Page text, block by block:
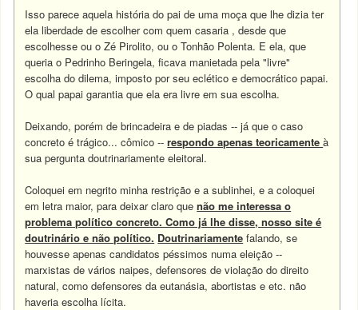
Isso parece aquela história do pai de uma moça que lhe dizia ter
ela liberdade de escolher com quem casaria , desde que
escolhesse ou o Zé Pirolito, ou o Tonhão Polenta. E ela, que
queria o Pedrinho Beringela, ficava manietada pela "livre"
escolha do dilema, imposto por seu eclético e democrático papai.
O qual papai garantia que ela era livre em sua escolha.
Deixando, porém de brincadeira e de piadas -- já que o caso
concreto é trágico... cômico --respondo apenas teoricamenteà
sua pergunta doutrinariamente eleitoral.
Coloquei em negrito minha restrição e a sublinhei, e a coloquei
em letra maior, para deixar claro quenão me interessa o
problema político concreto. Como já lhe disse, nosso site é
doutrinário e não político. Doutrinariamente falando, se
houvesse apenas candidatos péssimos numa eleição --
marxistas de vários naipes, defensores de violação do direito
natural, como defensores da eutanásia, abortistas e etc. não
haveria escolha lícita.